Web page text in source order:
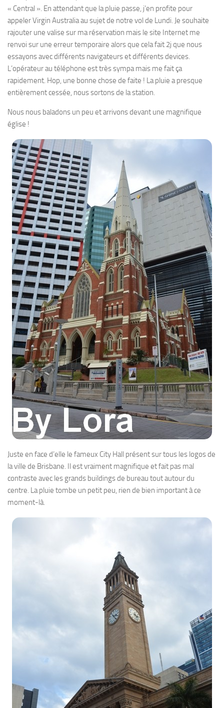
« Central ». En attendant que la pluie passe, j’en profite pour
appeler Virgin Australia au sujet de notre vol de Lundi. Je souhaite
rajouter une valise sur ma réservation mais le site Internet me
renvoi sur une erreur temporaire alors que cela fait 2j que nous
essayons avec différents navigateurs et différents devices.
L’opérateur au téléphone est très sympa mais me fait ça
rapidement. Hop, une bonne chose de faite ! La pluie a presque
entièrement cessée, nous sortons de la station.
Nous nous baladons un peu et arrivons devant une magnifique
église !
Juste en face d’elle le fameux City Hall présent sur tous les logos de
la ville de Brisbane. Il est vraiment magnifique et fait pas mal
contraste avec les grands buildings de bureau tout autour du
centre. La pluie tombe un petit peu, rien de bien important à ce
moment-là.